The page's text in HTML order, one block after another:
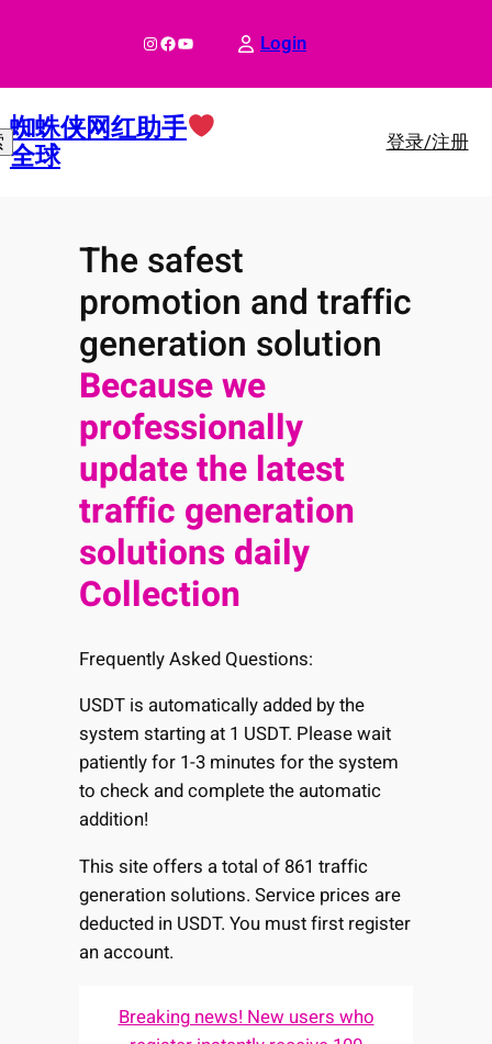
InstagramFacebook YouTube Login
蜘蛛侠网红助手
全球 登录/注册
The safest
promotion and traffic
generation solution
Because we
professionally
update the latest
traffic generation
solutions daily
Collection
Frequently Asked Questions:
USDT is automatically added by the
system starting at 1 USDT. Please wait
patiently for 1-3 minutes for the system
to check and complete the automatic
addition!
This site offers a total of 861 traffic
generation solutions. Service prices are
deducted in USDT. You must first register
an account.
Breaking news! New users who